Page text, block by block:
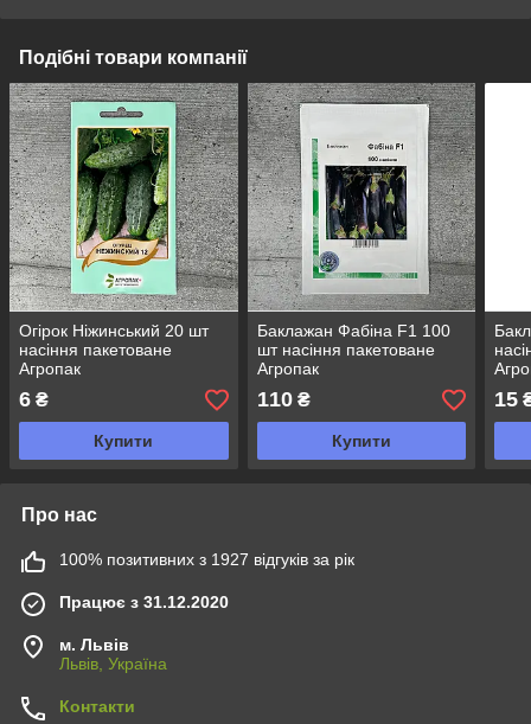
Подібні товари компанії
Огірок Ніжинський 20 шт
насіння пакетоване
Агропак
6 ₴
Купити
Баклажан Фабіна F1 100
шт насіння пакетоване
Агропак
110₴
Купити
15
Про нас
100% позитивних з 1927 відгуків за рік
Працює з 31.12.2020
м. Львів
Львів, Україна
Контакти